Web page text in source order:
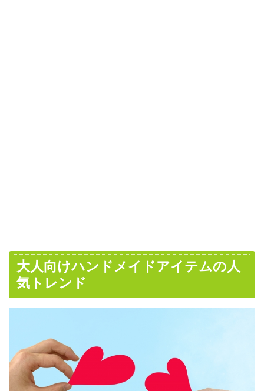
大人向けハンドメイドアイテムの人
気トレンド